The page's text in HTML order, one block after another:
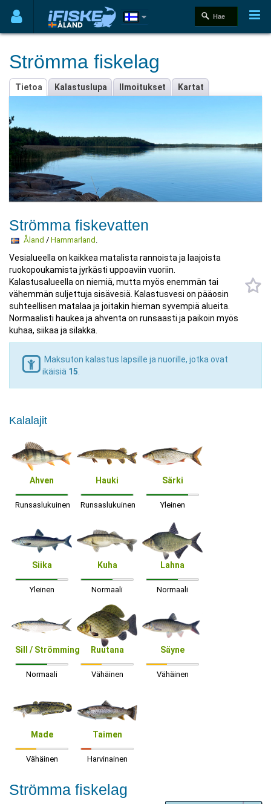
Strömma fiskelag
Tietoa Kalastuslupa Ilmoitukset Kartat
Strömma fiskevatten
Åland / Hammarland .
Vesialueella on kaikkea matalista rannoista ja laajoista
ruokopoukamista jyrkästi uppoaviin vuoriin.
Kalastusalueella on niemiä, mutta myös enemmän tai
vähemmän suljettuja sisävesiä. Kalastusvesi on pääosin
suhteellisen matalaa ja joitakin hieman syvempiä alueita.
Normaalisti haukea ja ahventa on runsaasti ja paikoin myös
kuhaa, siikaa ja silakka.
Maksuton kalastus lapsille ja nuorille, jotka ovat
ikäisiä 15
Kalalajit
Ahven
Runsaslukuinen
Hauki
Runsaslukuinen
Särki
Yleinen
Siika
Yleinen
Kuha
Normaali
Lahna
Normaali
Sill / Strömming
Normaali
Ruutana
Vähäinen
Säyne
Vähäinen
Made
Vähäinen
Taimen
Harvinainen
Strömma fiskelag